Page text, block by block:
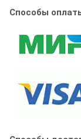
Способы